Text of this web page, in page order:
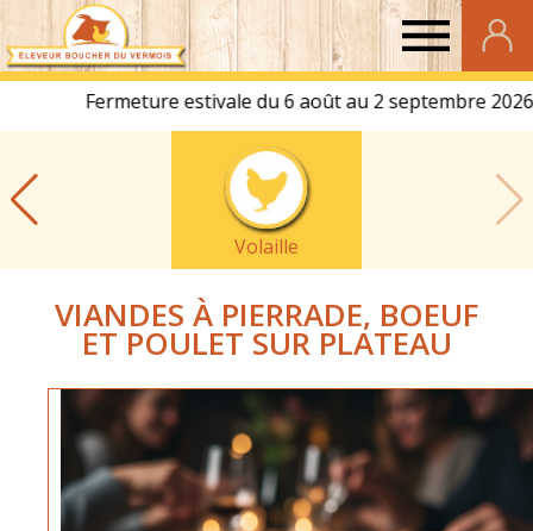
Eleveur
Boucher
VermoisVolaille
VIANDES À PIERRADE, BOEUF
ET POULET SUR PLATEAU